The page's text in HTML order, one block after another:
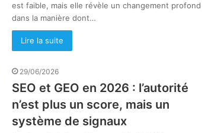
est faible, mais elle révèle un changement profond
dans la manière dont…
Lire la suite
29/06/2026
SEO et GEO en 2026 : l’autorité
n’est plus un score, mais un
système de signaux